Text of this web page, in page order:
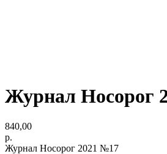
Журнал Носорог
840,00
р.
Журнал Носорог 2021 №17